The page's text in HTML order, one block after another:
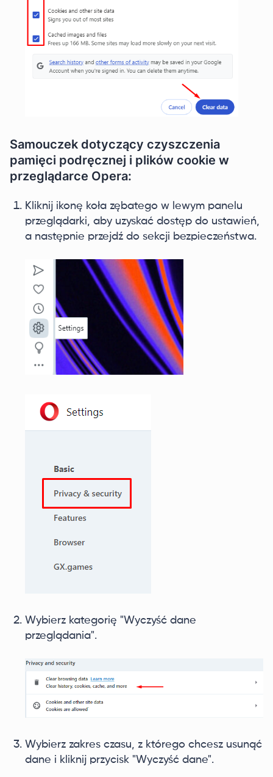
Samouczek dotyczący czyszczenia
pamięci podręcznej i plików cookie w
przeglądarce Opera:
Kliknij ikonę koła zębatego w lewym panelu
przeglądarki, aby uzyskać dostęp do ustawień,
a następnie przejdź do sekcji bezpieczeństwa.
Wybierz kategorię "Wyczyść dane
przeglądania".
Wybierz zakres czasu, z którego chcesz usunąć
dane i kliknij przycisk "Wyczyść dane".